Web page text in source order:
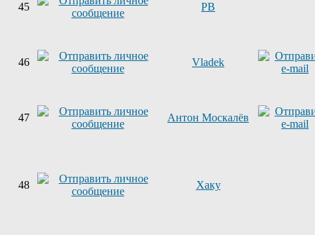
45 PB
46 Vladek
47 Антон Москалёв
48 Хаку